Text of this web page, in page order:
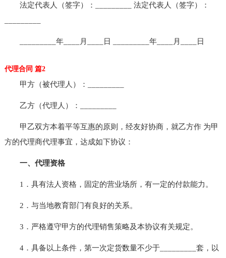
法定代表人（签字）：_________ 法定代表人（签字）：
_________年____月____日 _________年____月____日
代理合同 篇2
甲方（被代理人）：_________
乙方（代理人）：_________
甲乙双方本着平等互惠的原则，经友好协商，就乙方作 为甲
方的代理商代理事宜，达成如下协议：
一、代理资格
1．具有法人资格，固定的营业场所，有一定的付款能力。
2．与当地教育部门有良好的关系。
3．严格遵守甲方的代理销售策略及本协议有关规定。
4．具备以上条件，第一次定货数量不少于_________套，以